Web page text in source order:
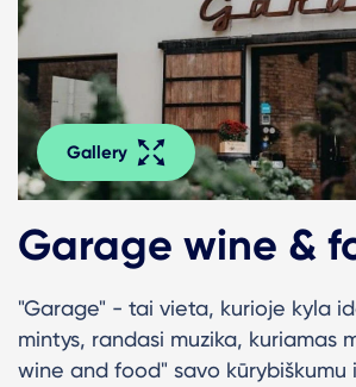
Gallery
Garage wine &
"Garage" - tai vieta, kurioje kyla
mintys, randasi muzika, kuriamas
wine and food" savo kūrybiškumu